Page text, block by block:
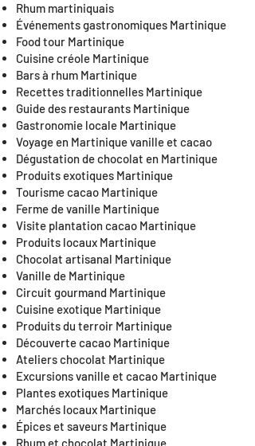
Rhum martiniquais
Événements gastronomiques Martinique
Food tour Martinique
Cuisine créole Martinique
Bars à rhum Martinique
Recettes traditionnelles Martinique
Guide des restaurants Martinique
Gastronomie locale Martinique
Voyage en Martinique vanille et cacao
Dégustation de chocolat en Martinique
Produits exotiques Martinique
Tourisme cacao Martinique
Ferme de vanille Martinique
Visite plantation cacao Martinique
Produits locaux Martinique
Chocolat artisanal Martinique
Vanille de Martinique
Circuit gourmand Martinique
Cuisine exotique Martinique
Produits du terroir Martinique
Découverte cacao Martinique
Ateliers chocolat Martinique
Excursions vanille et cacao Martinique
Plantes exotiques Martinique
Marchés locaux Martinique
Épices et saveurs Martinique
Rhum et chocolat Martinique